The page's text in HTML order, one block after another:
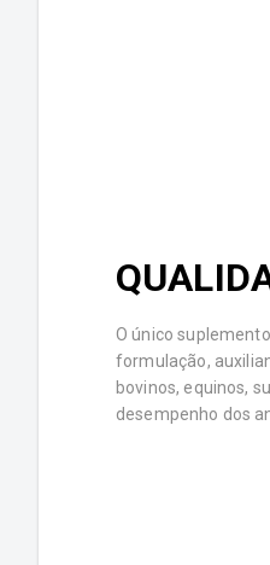
O único
formulação,
bovinos, equinos,
desempenho dos